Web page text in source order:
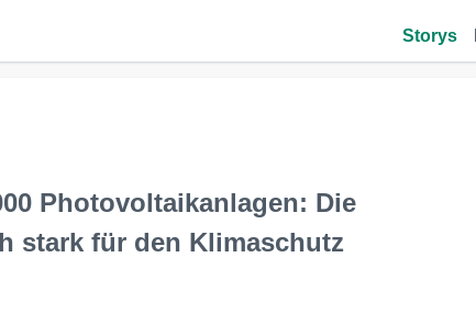
Storys
Photovoltaikanlagen: Die
stark für den Klimaschutz